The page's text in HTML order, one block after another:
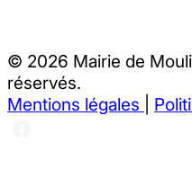
© 2026 Mairie de
réservés.
Mentions légales